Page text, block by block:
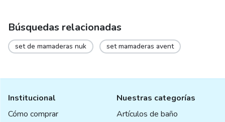
Búsquedas relacionadas
set de mamaderas nuk set mamaderas avent
Institucional
Cómo comprar
Nuestras categorías
Artículos de baño